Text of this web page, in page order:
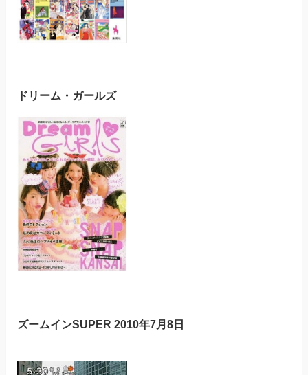
ドリーム・ガールズ
ズームインSUPER 2010年7月8日